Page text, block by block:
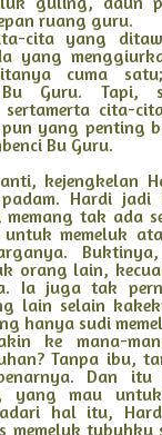
ruang guru.
cita yang
yang
cuma
Guru. Tapi,
cita-
yang penting
Bu Guru.
kejengkelan
Hardi jadi
tak ada
memeluk
orang lain,
Ia juga tak
lain selain
hanya sudi
ke mana-
Tanpa ibu,
Dan
yang mau
hal itu,
memeluk tubuhku